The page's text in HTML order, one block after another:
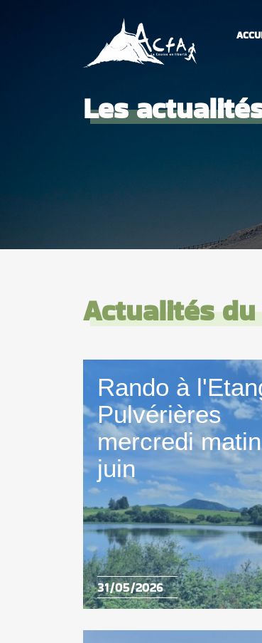
Les
Actualités
Rando à
Pulvérières
mercredi
juin
31/05/2026